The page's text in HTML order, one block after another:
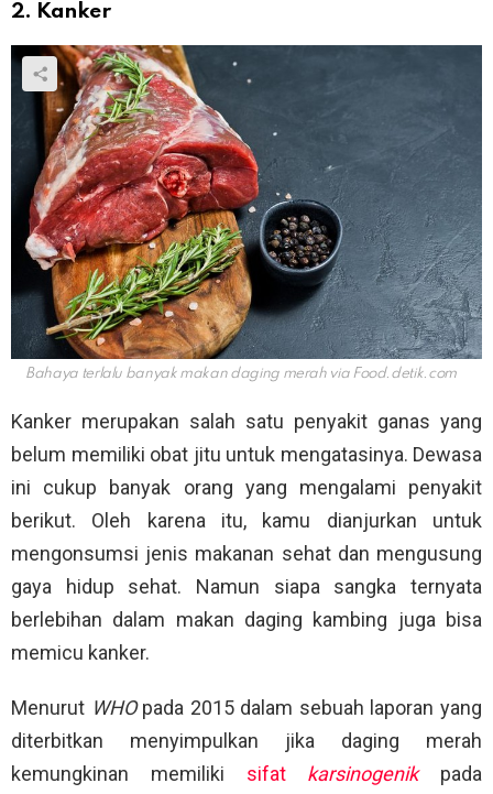
2. Kanker
Bahaya terlalu banyak makan daging merah viaFood.detik.com
Kanker merupakan salah satu penyakit ganas yang
belum memiliki obat jitu untuk mengatasinya. Dewasa
ini cukup banyak orang yang mengalami penyakit
berikut. Oleh karena itu, kamu dianjurkan untuk
mengonsumsi jenis makanan sehat dan mengusung
gaya hidup sehat. Namun siapa sangka ternyata
berlebihan dalam makan daging kambing juga bisa
memicu kanker.
Menurut WHOpada 2015 dalam sebuah laporan yang
diterbitkan menyimpulkan jika daging merah
kemungkinan memiliki sifat karsinogenikpada